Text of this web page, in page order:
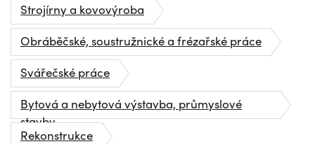
Strojírny a kovovýroba
Obráběčské, soustružnické a frézařské práce
Svářečské práce
Bytová a nebytová výstavba, průmyslové
stavby
Rekonstrukce